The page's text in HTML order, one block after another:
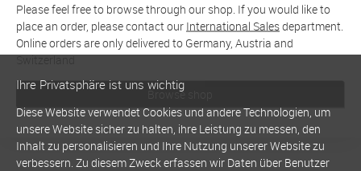
Please feel free to browse through our shop. If you would like to
place an order, please contact our International Salesdepartment.
Online orders are only delivered to Germany, Austria and
Switzerland
Browse shop
Ihre Privatsphäre ist uns wichtig
Diese Website verwendet Cookies und andere Technologien, um
unsere Website sicher zu halten, ihre Leistung zu messen, den
Inhalt zu personalisieren und Ihre Nutzung unserer Website zu
verbessern. Zu diesem Zweck erfassen wir Daten über Benutzer